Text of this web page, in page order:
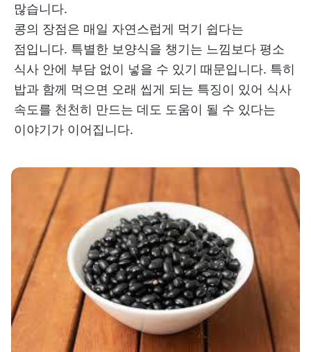
많습니다.
콩의 장점은 매일 자연스럽게 먹기 쉽다는
점입니다. 특별한 보양식을 챙기는 느낌보다 평소
식사 안에 부담 없이 넣을 수 있기 때문입니다. 특히
밥과 함께 먹으면 오래 씹게 되는 특징이 있어 식사
속도를 천천히 만드는 데도 도움이 될 수 있다는
이야기가 이어집니다.